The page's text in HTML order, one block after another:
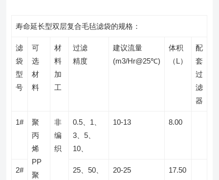
寿命延长型双层复合毛毡滤袋的规格：
滤
袋
型
号
可
选
材
料
材
料
加
工
过滤
精度
建议流量
(m3/Hr@25℃)
体积
（L）
配
套
过
滤
器
1#
聚
丙
烯
PP
聚
非
编
织
0.5、1、
3、5、
10、
10-13 8.00
2#
25、50、
20-25 17.50